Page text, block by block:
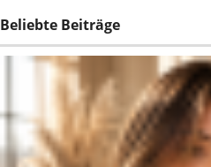
Beliebte Beiträge